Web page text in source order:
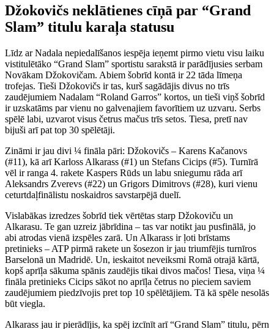
Džokovičs neklātienes cīņā par “Grand
Slam” titulu karaļa statusu
Līdz ar Nadala nepiedalīšanos iespēja ieņemt pirmo vietu visu laiku
vistitulētāko “Grand Slam” sportistu sarakstā ir parādījusies serbam
Novākam Džokovičam. Abiem šobrīd kontā ir 22 tāda līmeņa
trofejas. Tieši Džokovičs ir tas, kurš sagādājis divus no trīs
zaudējumiem Nadalam “Roland Garros” kortos, un tieši viņš šobrīd
ir uzskatāms par vienu no galvenajiem favorītiem uz uzvaru. Serbs
spēlē labi, uzvarot visus četrus mačus trīs setos. Tiesa, pretī nav
bijuši arī pat top 30 spēlētāji.
Zināmi ir jau divi ¼ fināla pāri: Džokovičs – Karens Kačanovs
(#11), kā arī Karloss Alkarass (#1) un Stefans Cicips (#5). Turnīrā
vēl ir ranga 4. rakete Kaspers Rūds un labu sniegumu rāda arī
Aleksandrs Zverevs (#22) un Grigors Dimitrovs (#28), kuri vienu
ceturtdaļfinālistu noskaidros savstarpējā duelī.
Vislabākas izredzes šobrīd tiek vērtētas starp Džokoviču un
Alkarasu. Te gan uzreiz jābrīdina – tas var notikt jau pusfinālā, jo
abi atrodas vienā izspēles zarā. Un Alkarass ir ļoti brīstams
pretinieks – ATP pirmā rakete un šosezon ir jau triumfējis turnīros
Barselonā un Madridē. Un, ieskaitot neveiksmi Romā otrajā kārtā,
kopš aprīļa sākuma spānis zaudējis tikai divos mačos! Tiesa, viņa ¼
fināla pretinieks Cicips sākot no aprīļa četrus no pieciem saviem
zaudējumiem piedzīvojis pret top 10 spēlētājiem. Tā kā spēle nesolās
būt viegla.
Alkarass jau ir pierādījis, ka spēj izcīnīt arī “Grand Slam” titulu, pērn